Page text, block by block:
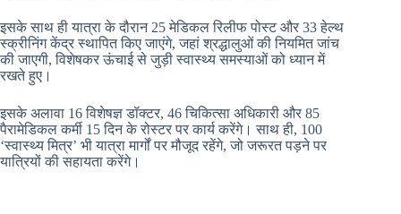
इसके साथ ही यात्रा के दौरान 25 मेडिकल रिलीफ पोस्ट और 33 हेल्थ
स्क्रीनिंग केंद्र स्थापित किए जाएंगे, जहां श्रद्धालुओं की नियमित जांच
की जाएगी, विशेषकर ऊंचाई से जुड़ी स्वास्थ्य समस्याओं को ध्यान में
रखते हुए।
इसके अलावा 16 विशेषज्ञ डॉक्टर, 46 चिकित्सा अधिकारी और 85
पैरामेडिकल कर्मी 15 दिन के रोस्टर पर कार्य करेंगे। साथ ही, 100
‘स्वास्थ्य मित्र’ भी यात्रा मार्गों पर मौजूद रहेंगे, जो जरूरत पड़ने पर
यात्रियों की सहायता करेंगे।